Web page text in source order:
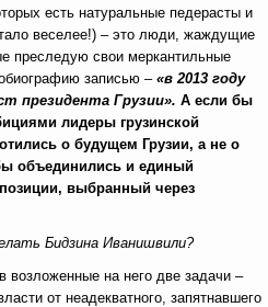
есть натуральные педерасты и
веселее!) – это люди, жаждущие
преследую свои меркантильные
записью – «в 2013 году
президента Грузии». А если бы
лидеры грузинской
о будущем Грузии, а не о
объединились и единый
выбранный через
Бидзина Иванишвили?
возложенные на него две задачи –
от неадекватного, запятнавшего